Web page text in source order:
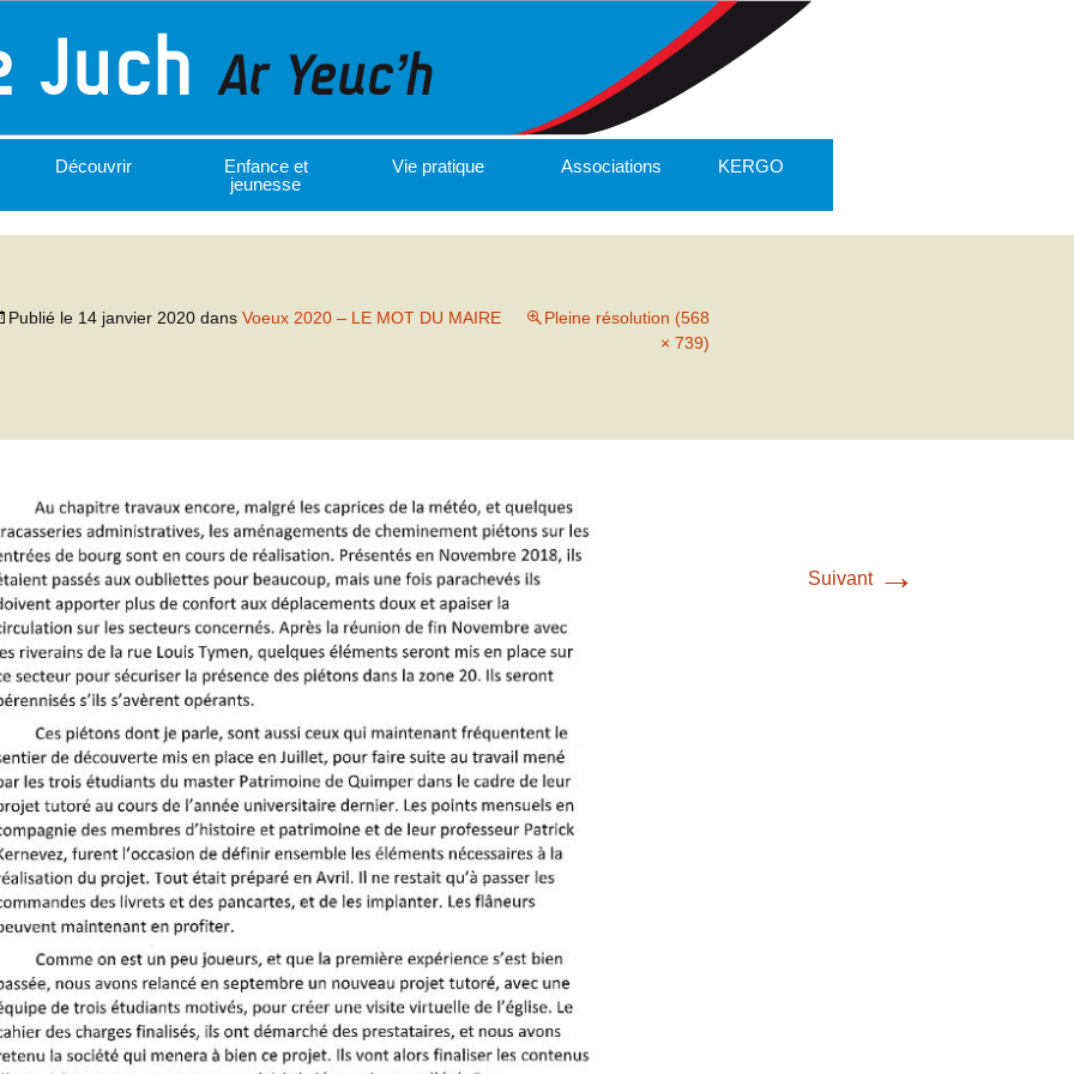
Découvrir
Enfance et
jeunesse
Vie pratique Associations KERGO
Publié le 14 janvier 2020 dans Voeux 2020 – LE MOT DU MAIRE
Pleine résolution (568
× 739)
Suivant →